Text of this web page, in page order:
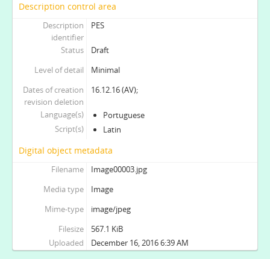
Description control area
Description
identifier
PES
Status
Draft
Level of detail
Minimal
Dates of creation
revision deletion
16.12.16 (AV);
Language(s)
Portuguese
Script(s)
Latin
Digital object metadata
Filename
Image00003.jpg
Media type
Image
Mime-type
image/jpeg
Filesize
567.1 KiB
Uploaded
December 16, 2016 6:39 AM